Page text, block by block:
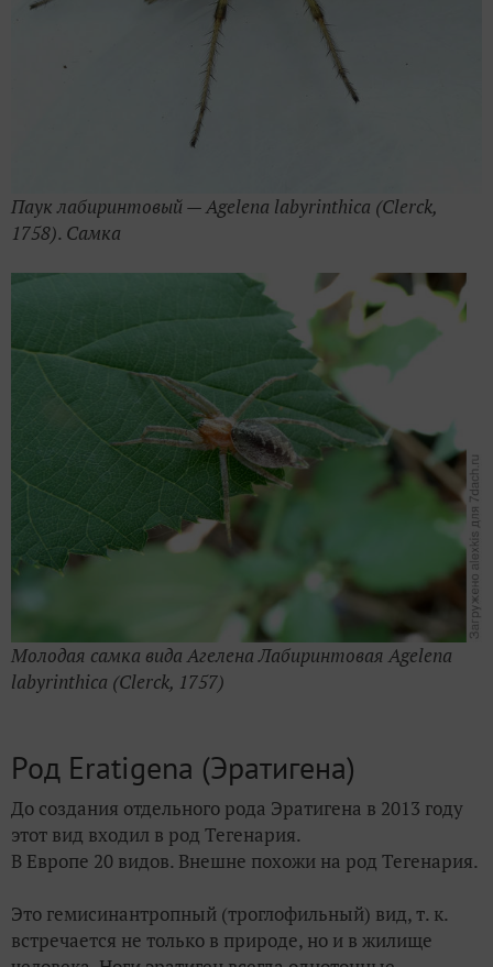
Паук лабиринтовый — Agelena labyrinthica (Clerck,
1758). Самка
Молодая самка вида Агелена Лабиринтовая Agelena
labyrinthica (Clerck, 1757)
Род Eratigena (Эратигена)
До создания отдельного рода Эратигена в 2013 году
этот вид входил в род Тегенария.
В Европе 20 видов. Внешне похожи на род Тегенария.
Это гемисинантропный (троглофильный) вид, т. к.
встречается не только в природе, но и в жилище